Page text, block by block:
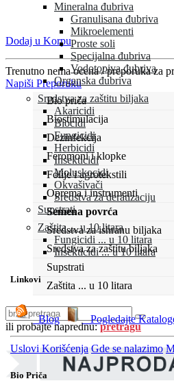
Mineralna đubriva
Granulisana đubriva
Mikroelementi
Proste soli
Specijalna đubriva
Vodotopiva đubriva
Organska đubriva
Sredstva za zaštitu biljaka
Akaricidi
Biocidi
Fungicidi
Herbicidi
Insekticidi
Moluskocidi
Okvašivači
Sredstva za deratizaciju
Supstrati
Zaštita ... u 10 litara
Fungicidi ... u 10 litara
Insekticidi ... u 10 litara
Linkovi
Blog Pogledajte
Uslovi Korišćenja Gde se nalazimo
Bio Priča
Dodaj u Korpu
Trenutno nema ocena / preporuka za
Napiši Preporuku
Bio priča
Biostimulacija
Dezinfekcija
Feromoni i klopke
Folije i agrotekstili
Oprema i instrumenti
Semena povrća
Sredstva za ishranu biljaka
Sredstva za zaštitu biljaka
Supstrati
Zaštita ... u 10 litara
ili probajte naprednu:pretragu